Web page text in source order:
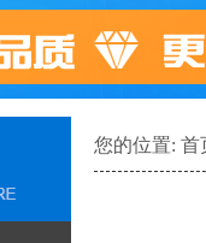
您的位置: 首